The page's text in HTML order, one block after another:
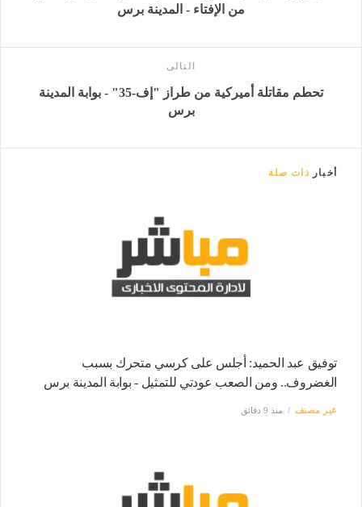
من الإفتاء - المدينة برس
التالى
تحطم مقاتلة أميركية من طراز "إف-35" - بوابة المدينة
برس
أخبار ذات صلة
توفيق عبد الحميد: أجلس على كرسي متحرك بسبب
الغضروف.. ومن الصعب عودتي للتمثيل - بوابة المدينة برس
غير مصنف منذ 9 دقائق